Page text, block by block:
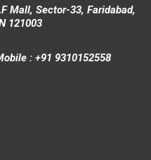
Mall, Sector-33, Faridabad,
121003
: +91 9310152558